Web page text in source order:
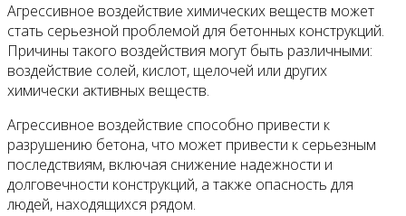
Агрессивное воздействие химических веществ может
стать серьезной проблемой для бетонных конструкций.
Причины такого воздействия могут быть различными:
воздействие солей, кислот, щелочей или других
химически активных веществ.
Агрессивное воздействие способно привести к
разрушению бетона, что может привести к серьезным
последствиям, включая снижение надежности и
долговечности конструкций, а также опасность для
людей, находящихся рядом.